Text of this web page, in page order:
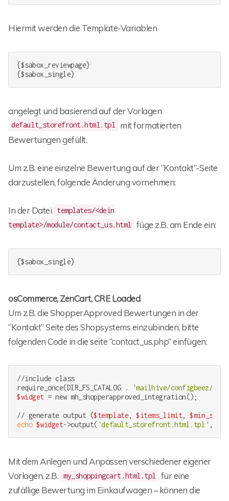
Hiermit werden die Template-Variablen
{$sabox_reviewpage}
{$sabox_single}
angelegt und basierend auf der Vorlagen
default_storefront.html.tpl
mit formatierten
Bewertungen gefüllt.
Um z.B. eine einzelne Bewertung auf der “Kontakt”-Seite
darzustellen, folgende Änderung vornehmen:
In der Datei
templates/<dein
template>/module/contact_us.html
füge z.B. am Ende ein:
{$sabox_single}
osCommerce, ZenCart, CRE Loaded
Um z.B. die ShopperApproved Bewertungen in der
“Kontakt” Seite des Shopsystems einzubinden, bitte
folgenden Code in die seite “contact_us.php” einfügen:
//include class
require_once(DIR_FS_CATALOG .
'mailhive/configbeez/
$widget = new mh_shopperapproved_integration();
// generate output ($template, $items_limit, $min_stars
echo $widget->output( 'default_storefront.html.tpl' ,
Mit dem Anlegen und Anpassen verschiedener eigener
Vorlagen, z.B.
my_shoppingcart.html.tpl
für eine
zufällige Bewertung im Einkaufwagen – können die